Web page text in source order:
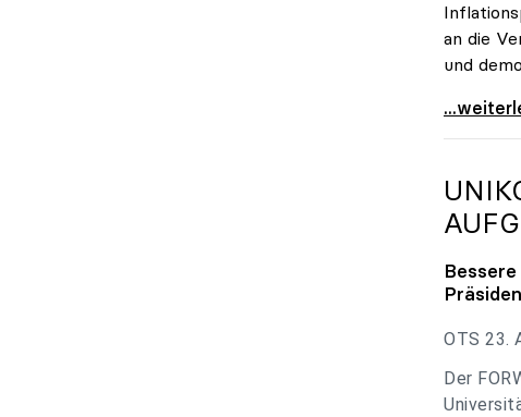
an die
und
uniko zu
OTS 23.
Der